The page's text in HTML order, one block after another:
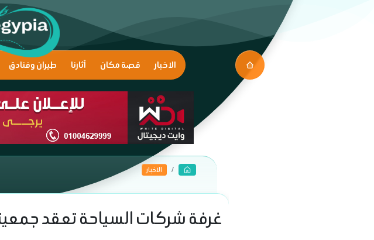
الاخبار قصة مكان آثارنا طيران وفنادق
الاخبار
غرفة شركات السياحة تعقد